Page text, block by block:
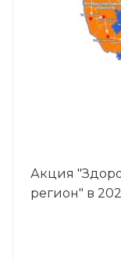
Акция
регион" в